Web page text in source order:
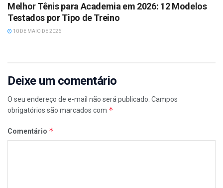
Melhor Tênis para Academia em 2026: 12 Modelos
Testados por Tipo de Treino
10 DE MAIO DE 2026
Deixe um comentário
O seu endereço de e-mail não será publicado. Campos
obrigatórios são marcados com *
Comentário *